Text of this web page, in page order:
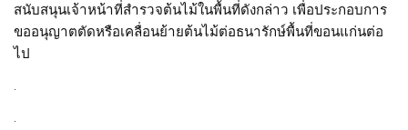
สนับสนุนเจ้าหน้าที่สำรวจต้นไม้ในพื้นที่ดังกล่าว เพื่อประกอบการ
ขออนุญาตตัดหรือเคลื่อนย้ายต้นไม้ต่อธนารักษ์พื้นที่ขอนแก่นต่อ
ไป
.
.